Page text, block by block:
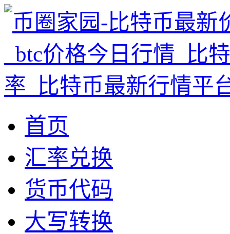
首页
汇率兑换
货币代码
大写转换